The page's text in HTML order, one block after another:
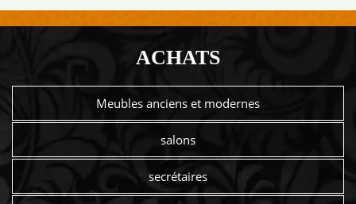
ACHATS
Meubles anciens et modernes
salons
secrétaires